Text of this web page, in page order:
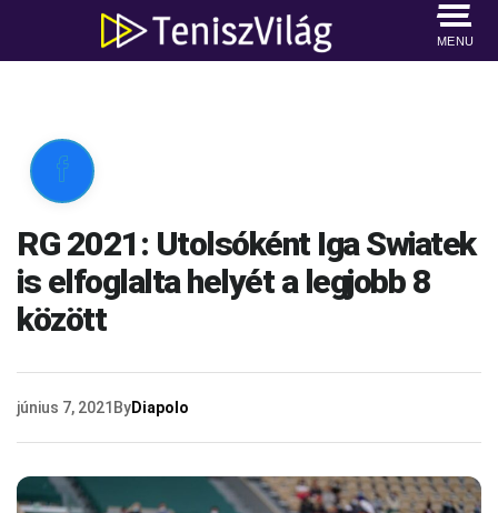
MENU

RG 2021: Utolsóként Iga Swiatek
is elfoglalta helyét a legjobb 8
között
június 7, 2021 ByDiapolo